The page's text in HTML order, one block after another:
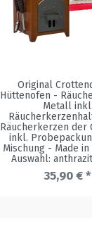
Original
Hüttenofen -
Metall inkl.
Räucherkerzen der
inkl.
Mischung - Made in
Auswahl:
35,90 € *